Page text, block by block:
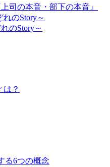
司の本音・部下の本音』
のStory～
のStory～
は？
る6つの概念